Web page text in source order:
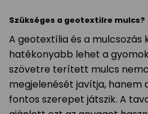
Szükséges a geotextilre mulcs?
A geotextília és a mulcsozás
hatékonyabb lehet a
szövetre terített mulcs
megjelenését javítja, hanem
fontos szerepet játszik. A